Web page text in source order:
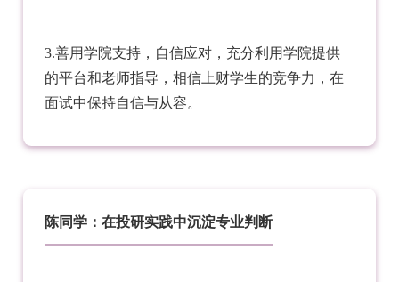
3.善用学院支持，自信应对，充分利用学院提供
的平台和老师指导，相信上财学生的竞争力，在
面试中保持自信与从容。
陈同学：在投研实践中沉淀专业判断